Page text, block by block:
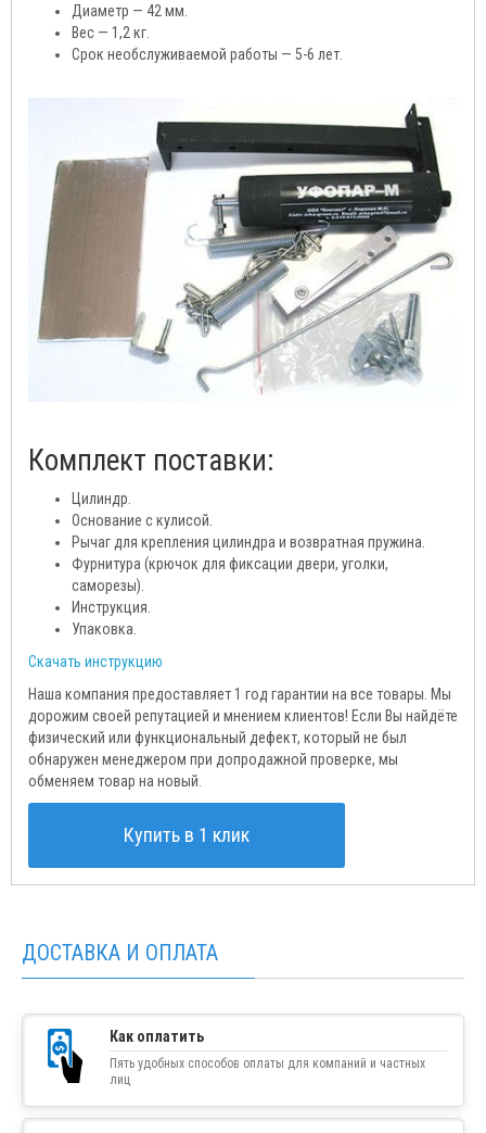
Диаметр — 42 мм.
Вес — 1,2 кг.
Срок необслуживаемой работы — 5-6 лет.
Комплект поставки:
Цилиндр.
Основание с кулисой.
Рычаг для крепления цилиндра и возвратная пружина.
Фурнитура (крючок для фиксации двери, уголки,
саморезы).
Инструкция.
Упаковка.
Скачать инструкцию
Наша компания предоставляет 1 год гарантии на все товары. Мы
дорожим своей репутацией и мнением клиентов! Если Вы найдёте
физический или функциональный дефект, который не был
обнаружен менеджером при допродажной проверке, мы
обменяем товар на новый.
Купить в 1 клик
ДОСТАВКА И ОПЛАТА
Как оплатить
Пять удобных способов оплаты для компаний и частных
лиц